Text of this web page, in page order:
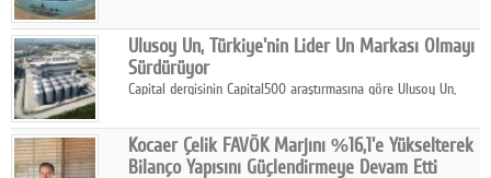
enerjisine güç katıyor.
Ulusoy Un, Türkiye'nin Lider Un Markası Olmayı
Sürdürüyor
Capital dergisinin Capital500 araştırmasına göre Ulusoy Un,
hasılatıyla Türkiye'nin en büyük 83. firması oldu.
Kocaer Çelik FAVÖK Marjını %16,1'e Yükselterek
Bilanço Yapısını Güçlendirmeye Devam Etti